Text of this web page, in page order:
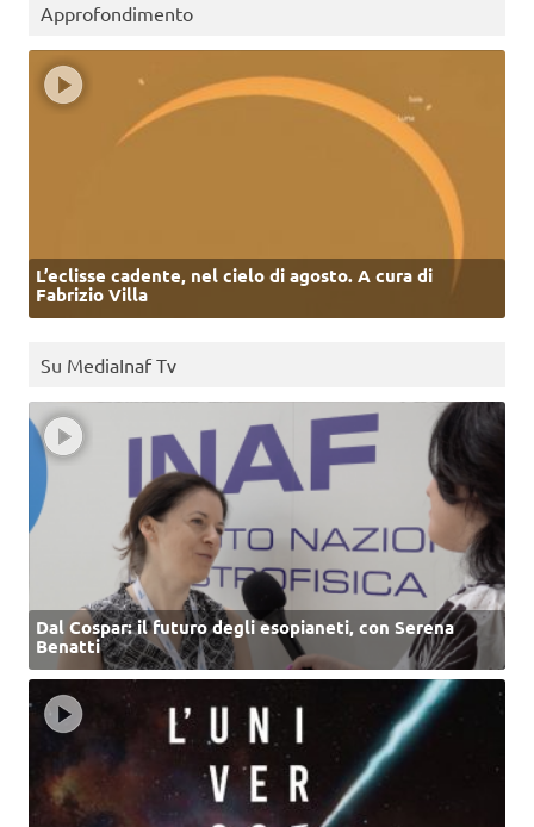
Approfondimento
L’eclisse cadente, nel cielo di agosto. A cura di
Fabrizio Villa
Su MediaInaf Tv
Dal Cospar: il futuro degli esopianeti, con Serena
Benatti